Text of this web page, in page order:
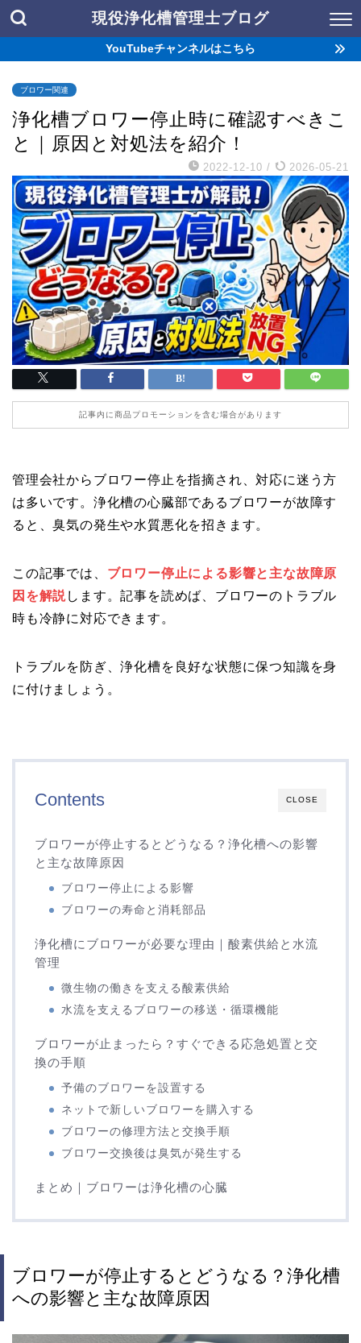
現役浄化槽管理士ブログ
YouTubeチャンネルはこちら
ブロワー関連
浄化槽ブロワー停止時に確認すべきこ
と｜原因と対処法を紹介！
2022-12-10 / 2026-05-21
記事内に商品プロモーションを含む場合があります
管理会社からブロワー停止を指摘され、対応に迷う方
は多いです。浄化槽の心臓部であるブロワーが故障す
ると、臭気の発生や水質悪化を招きます。
この記事では、 ブロワー停止による影響と主な故障原
因を解説します。記事を読めば、ブロワーのトラブル
時も冷静に対応できます。
トラブルを防ぎ、浄化槽を良好な状態に保つ知識を身
に付けましょう。
CLOSE
Contents
ブロワーが停止するとどうなる？浄化槽への影響
と主な故障原因
ブロワー停止による影響
ブロワーの寿命と消耗部品
浄化槽にブロワーが必要な理由｜酸素供給と水流
管理
微生物の働きを支える酸素供給
水流を支えるブロワーの移送・循環機能
ブロワーが止まったら？すぐできる応急処置と交
換の手順
予備のブロワーを設置する
ネットで新しいブロワーを購入する
ブロワーの修理方法と交換手順
ブロワー交換後は臭気が発生する
まとめ｜ブロワーは浄化槽の心臓
ブロワーが停止するとどうなる？浄化槽
への影響と主な故障原因